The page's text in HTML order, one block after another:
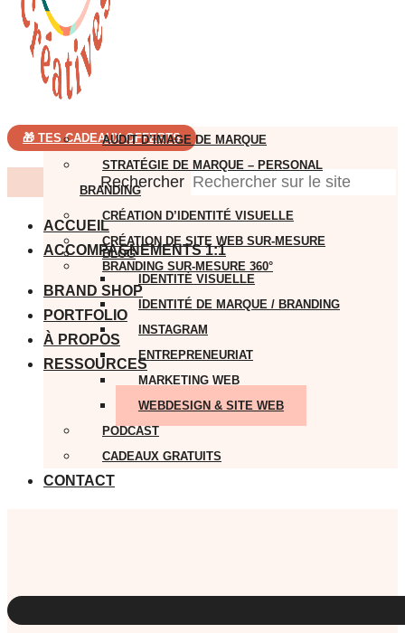
🎁 TES CADEAUX OFFERTS
Rechercher
ACCUEIL
ACCOMPAGNEMENTS 1:1
AUDIT D’IMAGE DE MARQUE
STRATÉGIE DE MARQUE – PERSONAL
BRANDING
CRÉATION D’IDENTITÉ VISUELLE
CRÉATION DE SITE WEB SUR-MESURE
BRANDING SUR-MESURE 360°
BRAND SHOP
PORTFOLIO
À PROPOS
RESSOURCES
BLOG
IDENTITÉ VISUELLE
IDENTITÉ DE MARQUE / BRANDING
INSTAGRAM
ENTREPRENEURIAT
MARKETING WEB
WEBDESIGN & SITE WEB
PODCAST
CADEAUX GRATUITS
CONTACT